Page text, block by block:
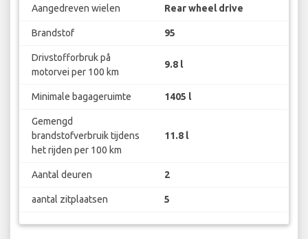
Aangedreven wielen Rear wheel drive
Brandstof 95
Drivstofforbruk på
motorvei per 100 km
9.8 l
Minimale bagageruimte 1405 l
Gemengd
brandstofverbruik tijdens
het rijden per 100 km
11.8 l
Aantal deuren 2
aantal zitplaatsen 5